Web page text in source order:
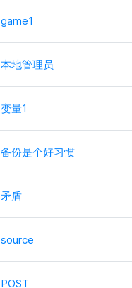
game1
本地管理员
变量1
备份是个好习惯
矛盾
source
POST